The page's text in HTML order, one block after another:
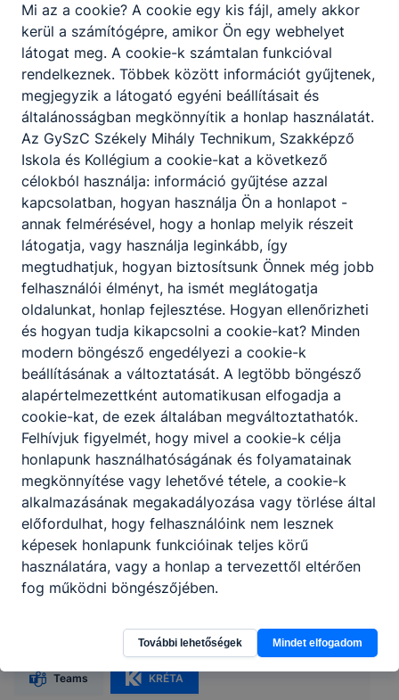
Partnereink
Gyulai SZC Székely Mihály Technikum,
Szakképző Iskola és Kollégium
5540 Szarvas, Vajda Péter utca 20.
Teams KRÉTA
Mi az a cookie? A cookie egy kis fájl, amely akkor
kerül a számítógépre, amikor Ön egy webhelyet
látogat meg. A cookie-k számtalan funkcióval
rendelkeznek. Többek között információt gyűjtenek,
megjegyzik a látogató egyéni beállításait és
általánosságban megkönnyítik a honlap használatát.
Az GySzC Székely Mihály Technikum, Szakképző
Iskola és Kollégium a cookie-kat a következő
célokból használja: információ gyűjtése azzal
kapcsolatban, hogyan használja Ön a honlapot -
annak felmérésével, hogy a honlap melyik részeit
látogatja, vagy használja leginkább, így
megtudhatjuk, hogyan biztosítsunk Önnek még jobb
felhasználói élményt, ha ismét meglátogatja
oldalunkat, honlap fejlesztése. Hogyan ellenőrizheti
és hogyan tudja kikapcsolni a cookie-kat? Minden
modern böngésző engedélyezi a cookie-k
beállításának a változtatását. A legtöbb böngésző
alapértelmezettként automatikusan elfogadja a
cookie-kat, de ezek általában megváltoztathatók.
Felhívjuk figyelmét, hogy mivel a cookie-k célja
honlapunk használhatóságának és folyamatainak
megkönnyítése vagy lehetővé tétele, a cookie-k
alkalmazásának megakadályozása vagy törlése által
előfordulhat, hogy felhasználóink nem lesznek
képesek honlapunk funkcióinak teljes körű
használatára, vagy a honlap a tervezettől eltérően
fog működni böngészőjében.
További lehetőségek Mindet elfogadom